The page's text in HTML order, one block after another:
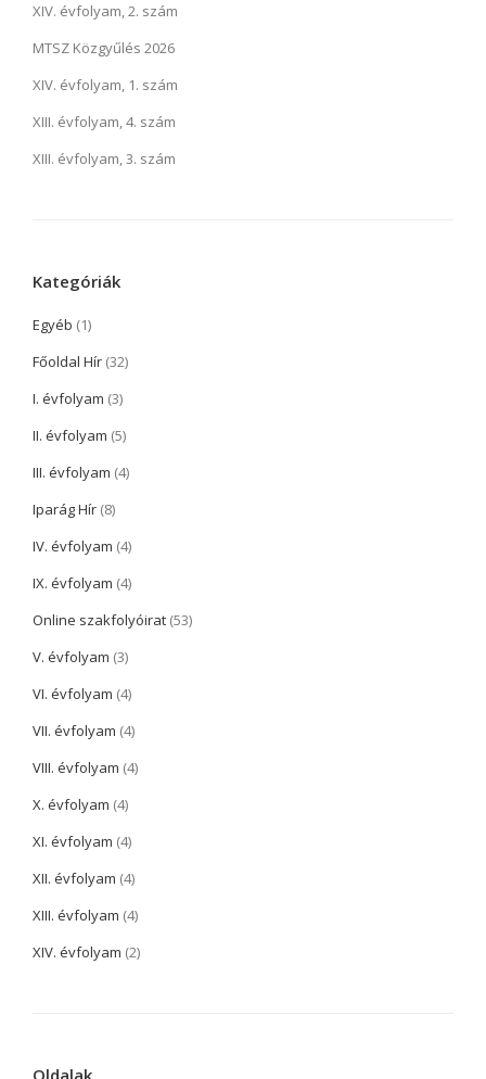
XIV. évfolyam, 2. szám
MTSZ Közgyűlés 2026
XIV. évfolyam, 1. szám
XIII. évfolyam, 4. szám
XIII. évfolyam, 3. szám
Kategóriák
Egyéb (1)
Főoldal Hír (32)
I. évfolyam (3)
II. évfolyam (5)
III. évfolyam (4)
Iparág Hír (8)
IV. évfolyam (4)
IX. évfolyam (4)
Online szakfolyóirat (53)
V. évfolyam (3)
VI. évfolyam (4)
VII. évfolyam (4)
VIII. évfolyam (4)
X. évfolyam (4)
XI. évfolyam (4)
XII. évfolyam (4)
XIII. évfolyam (4)
XIV. évfolyam (2)
Oldalak